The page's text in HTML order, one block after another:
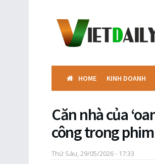
HOME KINH DOANH
Căn nhà của
công trong phim
Thứ Sáu, 29/05/2026 - 17:33